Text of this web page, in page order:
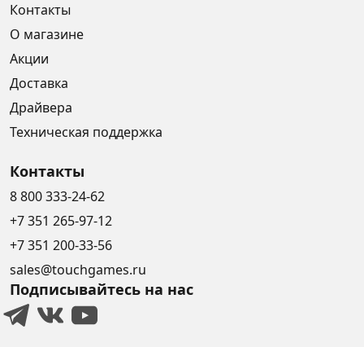
Контакты
О магазине
Акции
Доставка
Драйвера
Техническая поддержка
Контакты
8 800 333-24-62
+7 351 265-97-12
+7 351 200-33-56
sales@touchgames.ru
Подписывайтесь на нас